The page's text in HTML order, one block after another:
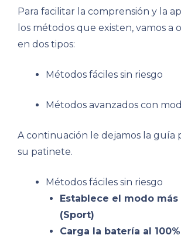
Para facilitar la comprensión y la
los métodos que existen, vamos a
en dos tipos:
Métodos fáciles sin riesgo
Métodos avanzados con
A continuación le dejamos la guía
su patinete.
Métodos fáciles sin riesgo
Establece el modo más
(Sport)
Carga la batería al 100%